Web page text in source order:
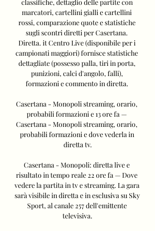
classifiche, dettaglio delle partite con
marcatori, cartellini gialli e cartellini
rossi, comparazione quote e statistiche
sugli scontri diretti per Casertana.
Diretta. it Centro Live (disponibile per i
campionati maggiori) fornisce statistiche
dettagliate (possesso palla, tiri in porta,
punizioni, calci d'angolo, falli),
formazioni e commento in diretta.
Casertana - Monopoli streaming, orario,
probabili formazioni e 13 ore fa —
Casertana - Monopoli streaming, orario,
probabili formazioni e dove vederla in
diretta tv.
Casertana - Monopoli: diretta live e
risultato in tempo reale 22 ore fa — Dove
vedere la partita in tv e streaming. La gara
sarà visibile in diretta e in esclusiva su Sky
Sport, al canale 257 dell'emittente
televisiva.